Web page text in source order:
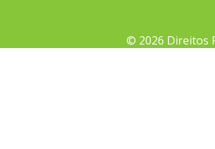
© 2026 Direitos